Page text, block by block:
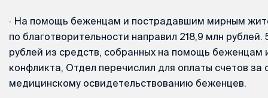
· На помощь беженцам и пострадавшим мирным
по благотворительности направил 218,9 млн рублей.
рублей из средств, собранных на помощь беженцам
конфликта, Отдел перечислил для оплаты счетов за
медицинскому освидетельствованию беженцев.